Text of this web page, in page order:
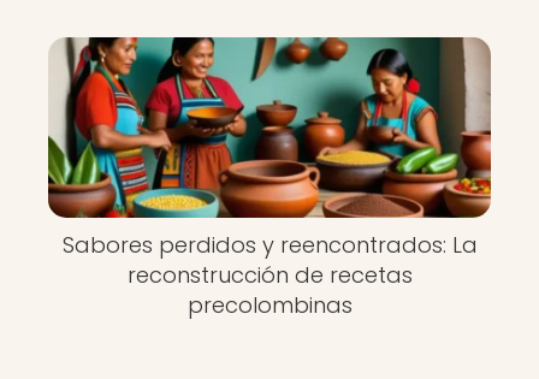
Sabores perdidos y reencontrados: La
reconstrucción de recetas
precolombinas